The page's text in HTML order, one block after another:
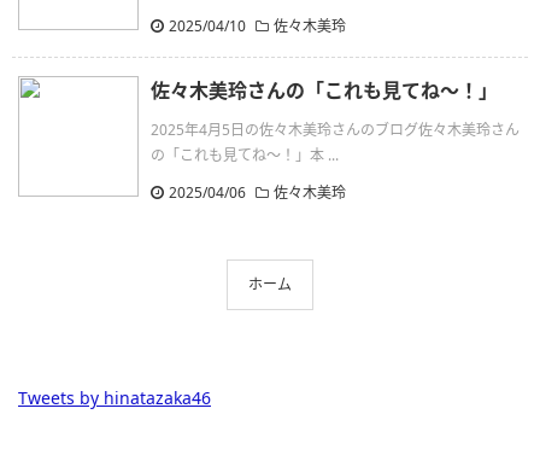
2025/04/10
佐々木美玲
佐々木美玲さんの「これも見てね〜！」
2025年4月5日の佐々木美玲さんのブログ佐々木美玲さん
の「これも見てね〜！」本 ...
2025/04/06
佐々木美玲
ホーム
Tweets by hinatazaka46